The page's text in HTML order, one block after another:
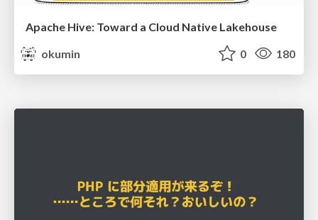
Apache Hive: Toward a Cloud Native Lakehouse
okumin
0 180